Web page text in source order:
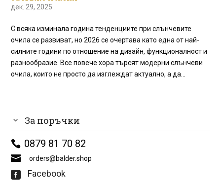
дек. 29, 2025
С всяка изминала година тенденциите при слънчевите
очила се развиват, но 2026 се очертава като една от най-
силните години по отношение на дизайн, функционалност и
разнообразие. Все повече хора търсят модерни слънчеви
очила, които не просто да изглеждат актуално, а да...
За поръчки
0879 81 70 82
orders@balder.shop
 Facebook